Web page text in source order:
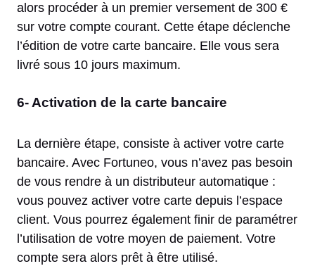
alors procéder à un premier versement de 300 €
sur votre compte courant. Cette étape déclenche
l’édition de votre carte bancaire. Elle vous sera
livré sous 10 jours maximum.
6- Activation de la carte bancaire
La dernière étape, consiste à activer votre carte
bancaire. Avec Fortuneo, vous n’avez pas besoin
de vous rendre à un distributeur automatique :
vous pouvez activer votre carte depuis l’espace
client. Vous pourrez également finir de paramétrer
l’utilisation de votre moyen de paiement. Votre
compte sera alors prêt à être utilisé.